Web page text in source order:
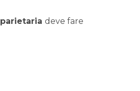
parietaria deve fare